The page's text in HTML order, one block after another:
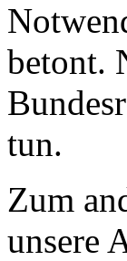
betont.
tun.
Zum
unsere